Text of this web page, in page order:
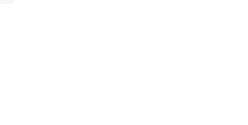
の閲覧環境により、実際の色
じめご了承ください。
照ください。